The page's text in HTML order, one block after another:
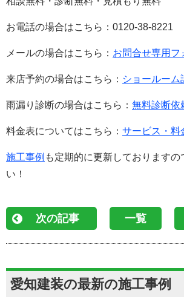
お電話の場合はこちら：0120-38-8221
メールの場合はこちら： お問合せ専用フ
来店予約の場合はこちら： ショールーム
雨漏り診断の場合はこちら： 無料診断依
料金表についてはこちら： サービス・料
施工事例 も定期的に更新しておりますの
い！
次の記事 一覧
愛知建装の最新の施工事例